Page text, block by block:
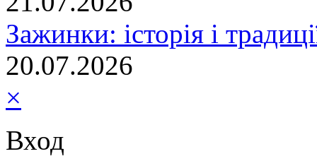
Зажинки: історія і
20.07.2026
×
Вход